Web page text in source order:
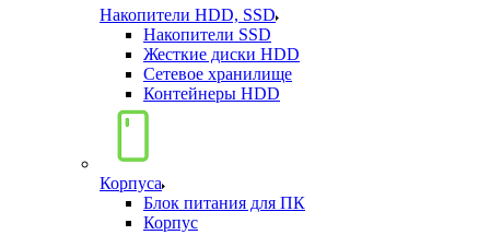
Накопители HDD, SSD
Накопители SSD
Жесткие диски HDD
Сетевое хранилище
Контейнеры HDD
Корпуса
Блок питания для ПК
Корпус